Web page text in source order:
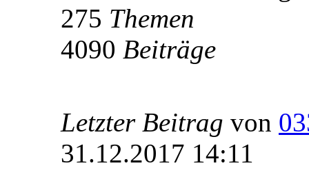
275 Themen
4090 Beiträge
Letzter Beitrag von
31.12.2017 14:11